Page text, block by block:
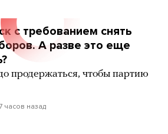
с требованием снять
А разве это еще
продержаться, чтобы партию
часов назад